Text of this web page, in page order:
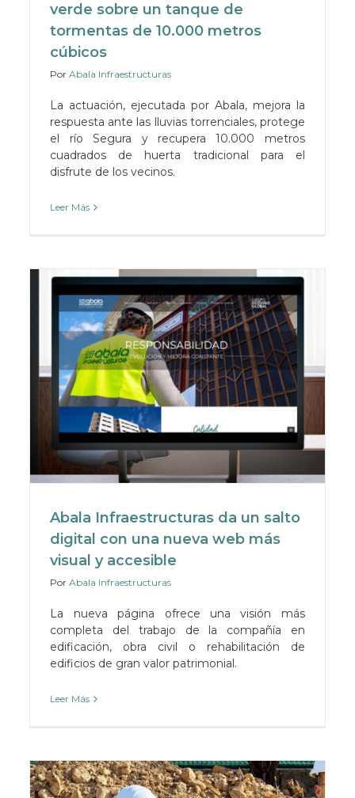
verde sobre un tanque de
tormentas de 10.000 metros
cúbicos
PorAbala Infraestructuras
La actuación, ejecutada por Abala, mejora la
respuesta ante las lluvias torrenciales, protege
el río Segura y recupera 10.000 metros
cuadrados de huerta tradicional para el
disfrute de los vecinos.
Leer Más
Abala Infraestructuras da un salto
digital con una nueva web más
visual y accesible
PorAbala Infraestructuras
La nueva página ofrece una visión más
completa del trabajo de la compañía en
edificación, obra civil o rehabilitación de
edificios de gran valor patrimonial.
Leer Más